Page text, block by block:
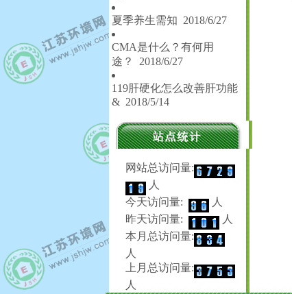
夏季养生需知 2018/6/27
CMA是什么？有何用
途？
2018/6/27
119肝硬化怎么改善肝功能
&2018/5/14
网站总访问量:
人
今天访问量:
人
昨天访问量:
人
本月总访问量:
人
上月总访问量:
人